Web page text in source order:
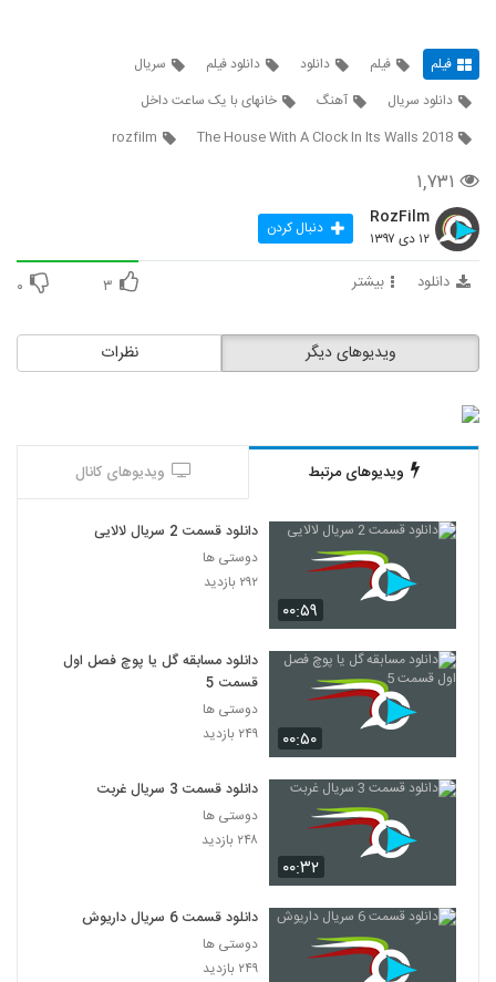
فیلم فیلم دانلود دانلود فیلم
سریال
دانلود سریال
آهنگ
خانهای با یک ساعت داخل
The House With A Clock In Its Walls 2018
rozfilm
۱,۷۳۱
RozFilm
۱۲ دی ۱۳۹۷ دنبال کردن
دانلود بیشتر ۳ ۰
نظرات ویدیوهای دیگر
ویدیوهای مرتبط ویدیوهای کانال
۰۰:۵۹
دانلود قسمت 2 سریال لالایی
دوستی ها
۲۹۲ بازدید
۰۰:۵۰
دانلود مسابقه گل یا پوچ فصل اول
قسمت 5
دوستی ها
۲۴۹ بازدید
۰۰:۳۲
دانلود قسمت 3 سریال غربت
دوستی ها
۲۴۸ بازدید
دانلود قسمت 6 سریال داریوش
دوستی ها
۲۴۹ بازدید